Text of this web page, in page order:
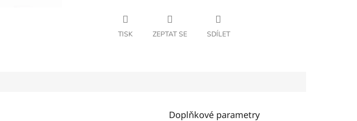
TISK ZEPTAT SE SDÍLET
Doplňkové parametry